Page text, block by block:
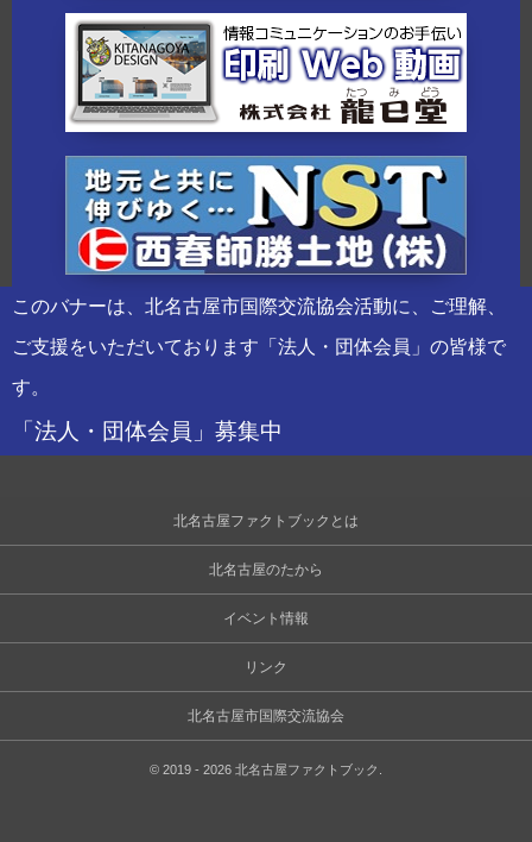
このバナーは、北名古屋市国際交流協会活動に、ご理解、
ご支援をいただいております「法人・団体会員」の皆様で
す。
「法人・団体会員」募集中
北名古屋ファクトブックとは
北名古屋のたから
イベント情報
リンク
北名古屋市国際交流協会
© 2019 - 2026 北名古屋ファクトブック